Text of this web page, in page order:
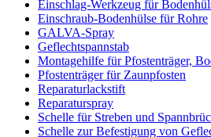
Einschlag-Werkzeug für
Einschraub-Bodenhülse für Rohre
GALVA-Spray
Geflechtspannstab
Montagehilfe für Pfostenträger,
Pfostenträger für Zaunpfosten
Reparaturlackstift
Reparaturspray
Schelle für Streben und
Schelle zur Befestigung von